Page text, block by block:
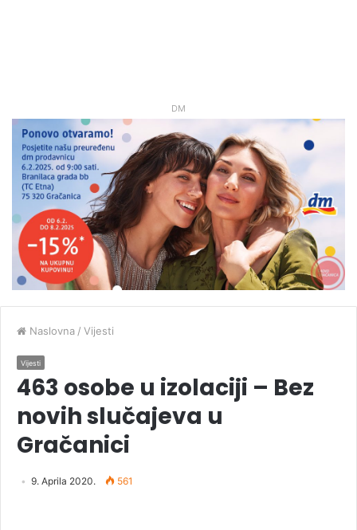
DM
Naslovna / Vijesti
Vijesti
463 osobe u izolaciji – Bez
novih slučajeva u
Gračanici
9. Aprila 2020. 561